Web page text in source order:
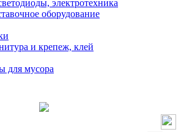
электротехника
оборудование
и крепеж, клей
для мусора